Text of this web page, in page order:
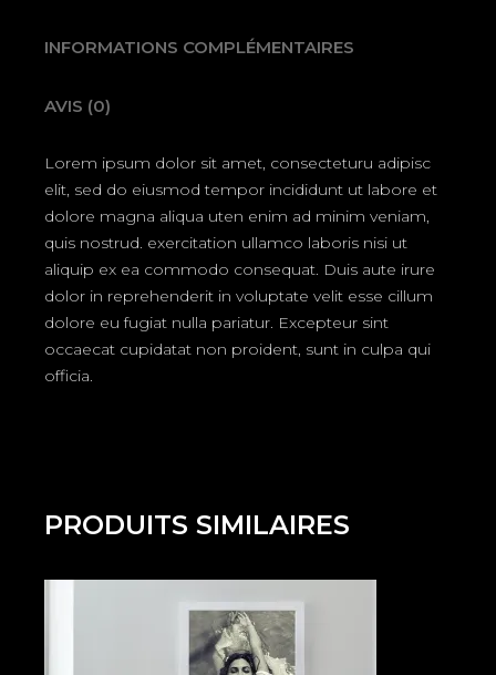
INFORMATIONS COMPLÉMENTAIRES
AVIS (0)
Lorem ipsum dolor sit amet, consecteturu adipisc
elit, sed do eiusmod tempor incididunt ut labore et
dolore magna aliqua uten enim ad minim veniam,
quis nostrud. exercitation ullamco laboris nisi ut
aliquip ex ea commodo consequat. Duis aute irure
dolor in reprehenderit in voluptate velit esse cillum
dolore eu fugiat nulla pariatur. Excepteur sint
occaecat cupidatat non proident, sunt in culpa qui
officia.
PRODUITS SIMILAIRES